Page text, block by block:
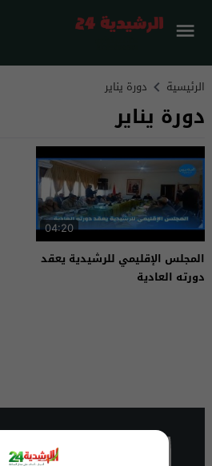
الرئيسية دورة يناير
دورة يناير
04:20
المجلس الإقليمي للرشيدية يعقد
دورته العادية